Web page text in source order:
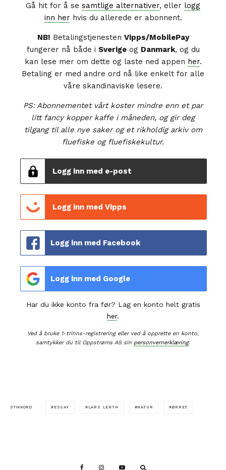
Gå hit for å se samtlige alternativer, eller logg
inn herhvis du allerede er abonnent.
NB! Betalingstjenesten Vipps/MobilePay
fungerer nå både i Sverigeog Danmark, og du
kan lese mer om dette og laste ned appen her.
Betaling er med andre ord nå like enkelt for alle
våre skandinaviske lesere.
PS: Abonnementet vårt koster mindre enn et par
litt fancy kopper kaffe i måneden, og gir deg
tilgang til alle nye saker og et rikholdig arkiv om
fluefiske og fluefiskekultur.
Logg inn med e-post
Logg inn med Vipps
Logg inn med Facebook
Logg inn med Google
Har du ikke konto fra før? Lag en konto helt gratis
her.
Ved å bruke 1-trinns-registrering eller ved å opprette en konto,
samtykker du til Oppstrøms AS sin personvernerklæring.
STIKKORD ESSAY LARS LENTH NATUR ØRRET